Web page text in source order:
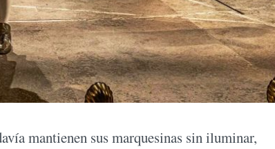
mantienen sus marquesinas sin iluminar,